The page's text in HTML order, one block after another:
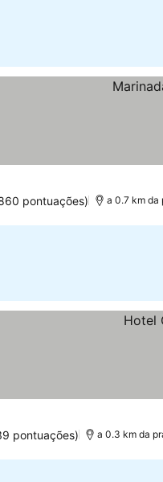
pontuações) a 0.7 km da
pontuações) a 0.3 km da